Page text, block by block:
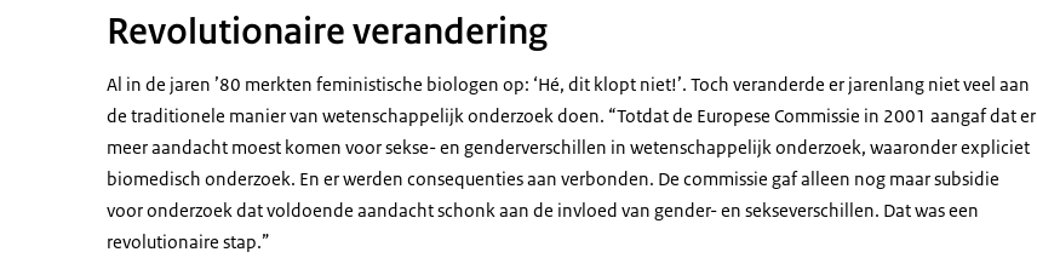
Revolutionaire verandering
Al in de jaren ’80 merkten feministische biologen op: ‘Hé, dit klopt niet!’. Toch veranderde er jarenlang niet veel aan
de traditionele manier van wetenschappelijk onderzoek doen. “Totdat de Europese Commissie in 2001 aangaf dat er
meer aandacht moest komen voor sekse- en genderverschillen in wetenschappelijk onderzoek, waaronder expliciet
biomedisch onderzoek. En er werden consequenties aan verbonden. De commissie gaf alleen nog maar subsidie
voor onderzoek dat voldoende aandacht schonk aan de invloed van gender- en sekseverschillen. Dat was een
revolutionaire stap.”